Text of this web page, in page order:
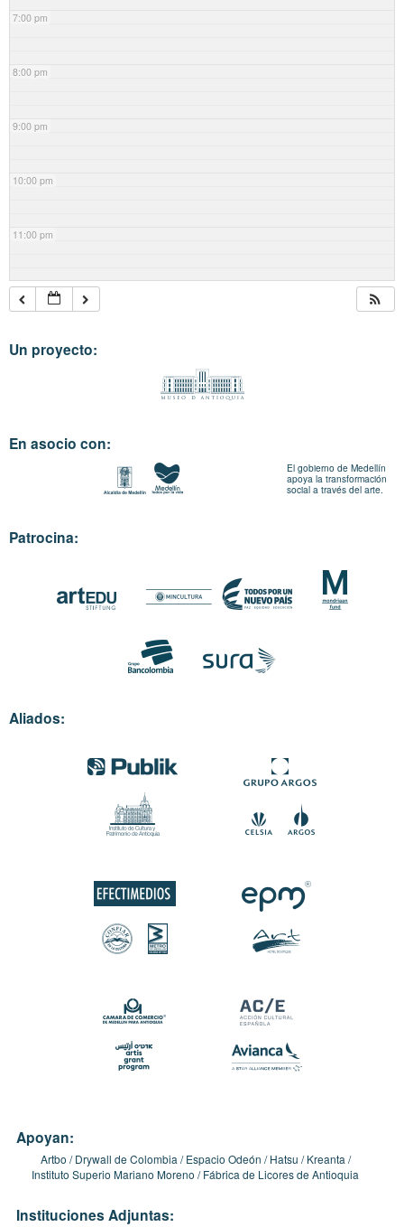
7:00 pm
8:00 pm
9:00 pm
10:00 pm
11:00 pm
Un proyecto:
En asocio con:
El gobierno de Medellín
apoya la transformación
social a través del arte.
Patrocina:
Aliados:
Apoyan:
Artbo Drywall de Colombia Espacio Odeón Hatsu
Kreanta
Instituto Superio Mariano Moreno
Fábrica de Licores de Antioquia
Instituciones Adjuntas: